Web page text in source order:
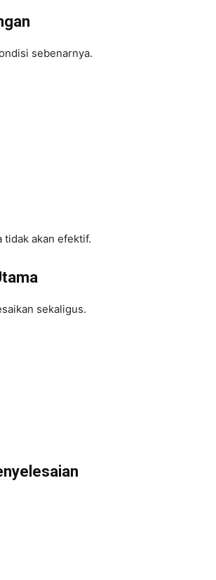
sebenarnya.
tidak akan efektif.
sekaligus.